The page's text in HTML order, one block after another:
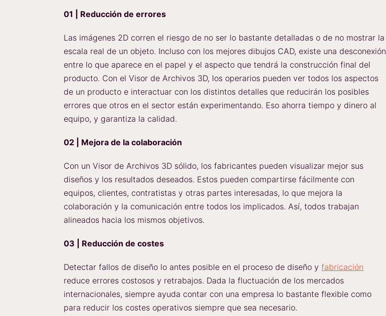
01 | Reducción de errores
Las imágenes 2D corren el riesgo de no ser lo bastante detalladas o de no mostrar la
escala real de un objeto. Incluso con los mejores dibujos CAD, existe una desconexión
entre lo que aparece en el papel y el aspecto que tendrá la construcción final del
producto. Con el Visor de Archivos 3D, los operarios pueden ver todos los aspectos
de un producto e interactuar con los distintos detalles que reducirán los posibles
errores que otros en el sector están experimentando. Eso ahorra tiempo y dinero al
equipo, y garantiza la calidad.
02 | Mejora de la colaboración
Con un Visor de Archivos 3D sólido, los fabricantes pueden visualizar mejor sus
diseños y los resultados deseados. Estos pueden compartirse fácilmente con
equipos, clientes, contratistas y otras partes interesadas, lo que mejora la
colaboración y la comunicación entre todos los implicados. Así, todos trabajan
alineados hacia los mismos objetivos.
03 | Reducción de costes
Detectar fallos de diseño lo antes posible en el proceso de diseño yfabricación
reduce errores costosos y retrabajos. Dada la fluctuación de los mercados
internacionales, siempre ayuda contar con una empresa lo bastante flexible como
para reducir los costes operativos siempre que sea necesario.